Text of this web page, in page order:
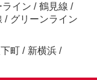
ライン / 鶴見線 /
/ グリーンライン
町 / 新横浜 /